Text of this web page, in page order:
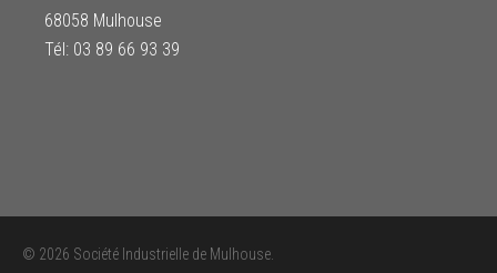
68058 Mulhouse
Tél: 03 89 66 93 39
© 2026 Société Industrielle de Mulhouse.